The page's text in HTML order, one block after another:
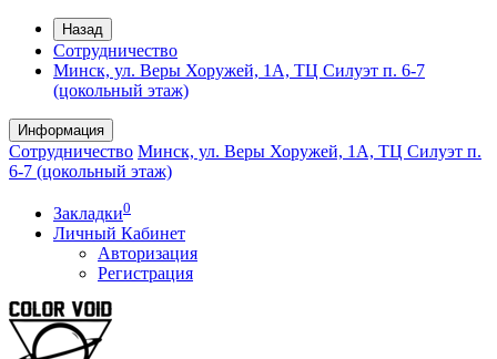
Назад
Сотрудничество
Минск, ул. Веры Хоружей, 1А, ТЦ Силуэт п. 6-7
(цокольный этаж)
Информация
Сотрудничество Минск, ул. Веры Хоружей, 1А, ТЦ Силуэт п.
6-7 (цокольный этаж)
Закладки0
Личный Кабинет
Авторизация
Регистрация